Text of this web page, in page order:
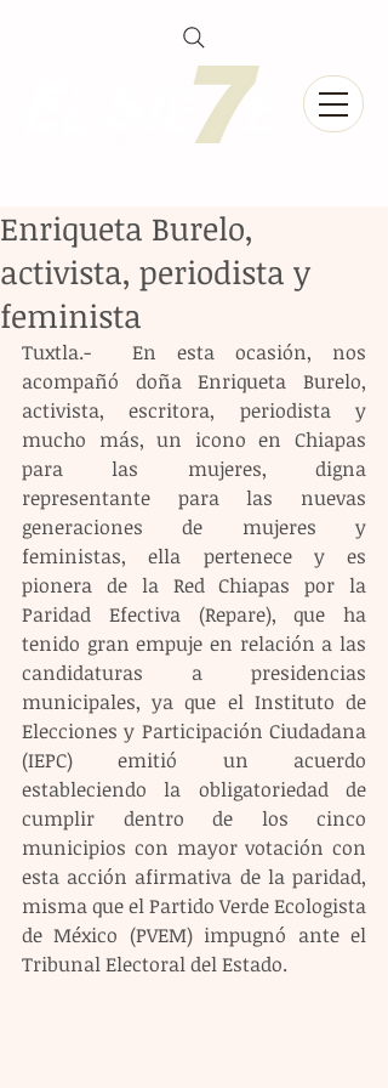
Enriqueta Burelo,
activista, periodista y
feminista
Tuxtla.-  En esta ocasión, nos
acompañó doña Enriqueta Burelo,
activista, escritora, periodista y
mucho más, un icono en Chiapas
para las mujeres, digna
representante para las nuevas
generaciones de mujeres y
feministas, ella pertenece y es
pionera de la Red Chiapas por la
Paridad Efectiva (Repare), que ha
tenido gran empuje en relación a las
candidaturas a presidencias
municipales, ya que el Instituto de
Elecciones y Participación Ciudadana
(IEPC) emitió un acuerdo
estableciendo la obligatoriedad de
cumplir dentro de los cinco
municipios con mayor votación con
esta acción afirmativa de la paridad,
misma que el Partido Verde Ecologista
de México (PVEM) impugnó ante el
Tribunal Electoral del Estado.